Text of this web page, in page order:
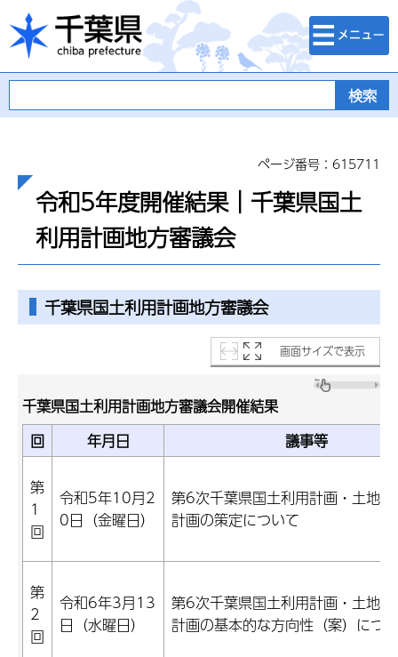
千葉県
検索・メニュ
ー
ページ番号：615711
令和5年度開催結果｜千葉県国土
利用計画地方審議会
千葉県国土利用計画地方審議会
画面サイズで表示
千葉県国土利用計画地方審議会開催結果
回
年月日 議事等
第
1
回
令和5年10月2
0日（金曜日）
第6次千葉県国土利用計画・土地
計画の策定について
第
2
回
令和6年3月13
日（水曜日）
第6次千葉県国土利用計画・土地
計画の基本的な方向性（案）につ